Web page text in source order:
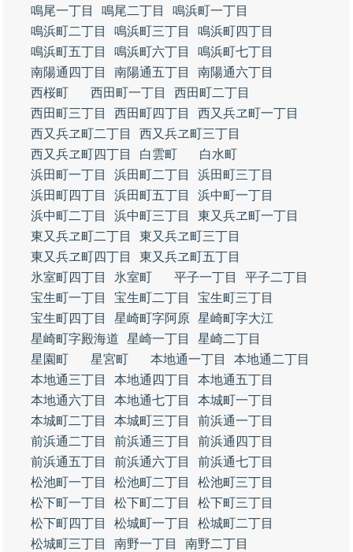
鳴尾一丁目
鳴尾二丁目
鳴浜町一丁目
鳴浜町二丁目
鳴浜町三丁目
鳴浜町四丁目
鳴浜町五丁目
鳴浜町六丁目
鳴浜町七丁目
南陽通四丁目
南陽通五丁目
南陽通六丁目
西桜町
西田町一丁目
西田町二丁目
西田町三丁目
西田町四丁目
西又兵ヱ町一丁目
西又兵ヱ町二丁目
西又兵ヱ町三丁目
西又兵ヱ町四丁目
白雲町
白水町
浜田町一丁目
浜田町二丁目
浜田町三丁目
浜田町四丁目
浜田町五丁目
浜中町一丁目
浜中町二丁目
浜中町三丁目
東又兵ヱ町一丁目
東又兵ヱ町二丁目
東又兵ヱ町三丁目
東又兵ヱ町四丁目
東又兵ヱ町五丁目
氷室町四丁目
氷室町 平子一丁目
平子二丁目
宝生町一丁目
宝生町二丁目
宝生町三丁目
宝生町四丁目
星崎町字阿原 星崎町字大江
星崎町字殿海道
星崎一丁目
星崎二丁目
星園町
星宮町 本地通一丁目
本地通二丁目
本地通三丁目
本地通四丁目
本地通五丁目
本地通六丁目
本地通七丁目
本城町一丁目
本城町二丁目
本城町三丁目
前浜通一丁目
前浜通二丁目
前浜通三丁目
前浜通四丁目
前浜通五丁目
前浜通六丁目
前浜通七丁目
松池町一丁目
松池町二丁目
松池町三丁目
松下町一丁目
松下町二丁目
松下町三丁目
松下町四丁目
松城町一丁目
松城町二丁目
松城町三丁目
南野一丁目
南野二丁目